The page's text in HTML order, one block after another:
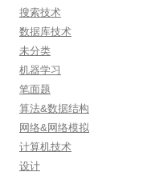
搜索技术
数据库技术
未分类
机器学习
笔面题
算法&数据结构
网络&网络模拟
计算机技术
设计